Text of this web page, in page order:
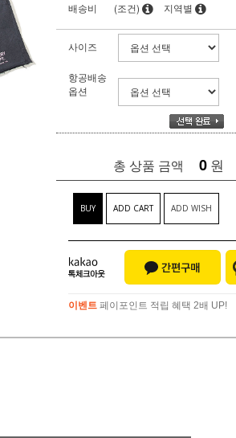
배송비
(조건) 지역별
사이즈
항공배송
옵션
총 상품 금액 0 원
BUY ADD CART ADD WISH
이벤트 페이포인트 적립 혜택 2배 UP!